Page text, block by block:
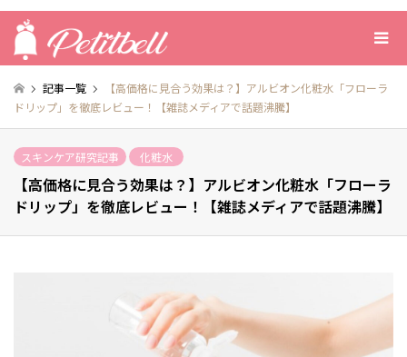
記事一覧
【高価格に見合う効果は？】アルビオン化粧水「フローラ
ドリップ」を徹底レビュー！【雑誌メディアで話題沸騰】
スキンケア研究記事 化粧水
【高価格に見合う効果は？】アルビオン化粧水「フローラ
ドリップ」を徹底レビュー！【雑誌メディアで話題沸騰】